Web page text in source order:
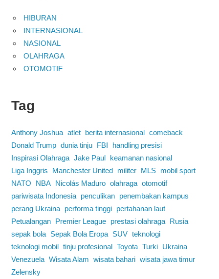
HIBURAN
INTERNASIONAL
NASIONAL
OLAHRAGA
OTOMOTIF
Tag
Anthony Joshua atlet berita internasional comeback
Donald Trump dunia tinju FBI
handling presisi
Inspirasi Olahraga Jake Paul
keamanan nasional
Liga Inggris
Manchester United militer MLS
mobil sport
NATO
NBA Nicolás Maduro olahraga otomotif
pariwisata Indonesia
penculikan
penembakan kampus
perang Ukraina
performa tinggi
pertahanan laut
Petualangan
Premier League prestasi olahraga
Rusia
sepak bola
Sepak Bola Eropa SUV teknologi
teknologi mobil tinju profesional Toyota Turki
Ukraina
Venezuela Wisata Alam wisata bahari wisata jawa timur
Zelensky